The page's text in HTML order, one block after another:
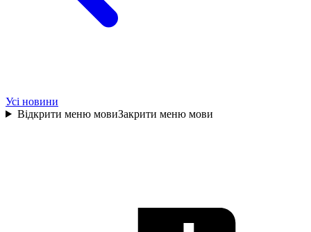
Усі новини
Відкрити меню мовиЗакрити меню мови